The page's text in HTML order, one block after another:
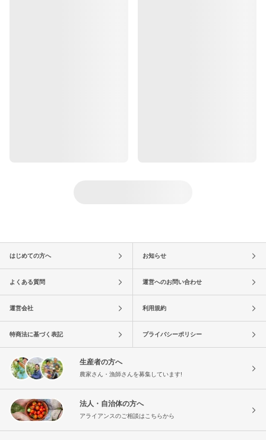
はじめての方へ お知らせ
よくある質問 運営へのお問い合わせ
運営会社 利用規約
特商法に基づく表記 プライバシーポリシー
生産者の方へ
農家さん・漁師さんを募集しています!
法人・自治体の方へ
アライアンスのご相談はこちらから